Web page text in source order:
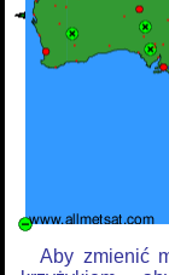
Aby zmienić